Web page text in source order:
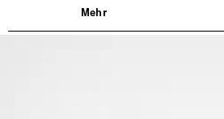
Mehr
WEITER ZU DEN